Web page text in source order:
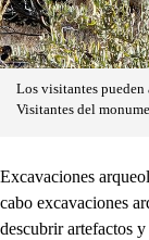
Los visitantes pueden
Visitantes del
Excavaciones
cabo excavaciones
descubrir artefactos